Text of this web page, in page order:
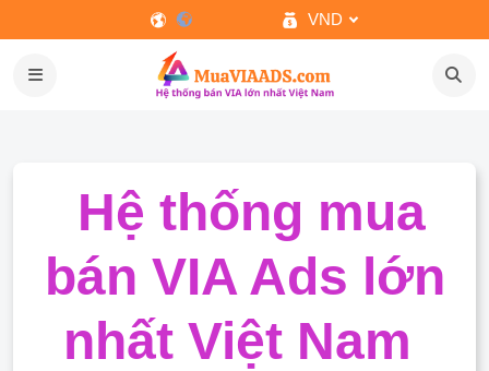
VND
Hệ thống mua
bán VIA Ads lớn
nhất Việt Nam